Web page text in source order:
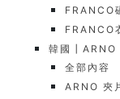
FRANCO
FRANCO
韓國┃ARNO
全部內容
ARNO 夾